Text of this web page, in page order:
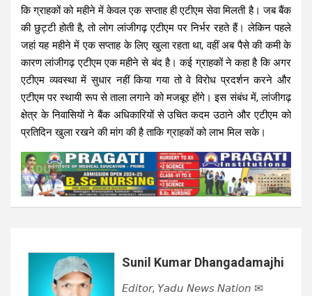
कि ग्राहकों को महीने में केवल एक सप्ताह ही एटीएम सेवा मिलती है। जब बैंक
की छुट्टी होती है, तो लोग लांजीगढ़ एटीएम पर निर्भर रहते हैं। लेकिन पहले
जहां यह महीने में एक सप्ताह के लिए खुला रहता था, वहीं अब पैसे की कमी के
कारण लांजीगढ़ एटीएम एक महीने से बंद है। कई ग्राहकों ने कहा है कि अगर
एटीएम व्यवस्था में सुधार नहीं किया गया तो वे विरोध प्रदर्शन करने और
एटीएम पर स्थायी रूप से ताला लगाने को मजबूर होंगे। इस संबंध में, लांजीगढ़
क्षेत्र के निवासियों ने बैंक अधिकारियों से उचित कदम उठाने और एटीएम को
प्रतिदिन खुला रखने की मांग की है ताकि ग्राहकों को लाभ मिल सके।
Sunil Kumar Dhangadamajhi
𝘌𝘥𝘪𝘵𝘰𝘳, 𝘠𝘢𝘥𝘶 𝘕𝘦𝘸𝘴 𝘕𝘢𝘵𝘪𝘰𝘯 ✉